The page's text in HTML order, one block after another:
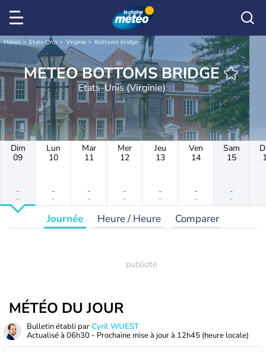
Météo Etats-Unis Virginie Bottoms bridge
METEO BOTTOMS BRIDGE
Etats-Unis (Virginie)
Dim
09
-
-
Lun
10
-
-
Mar
11
-
-
Mer
12
-
-
Jeu
13
-
-
Ven
14
-
-
Sam
15
-
-
Journée Heure / Heure Comparer
MÉTÉO DU JOUR
Bulletin établi parCyril WUEST
Actualisé à 06h30 - Prochaine mise à jour à 12h45 (heure locale)